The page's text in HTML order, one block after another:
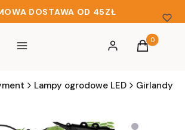
DOSTAWA OD 45ZŁ
Menu Zaloguj sięProdukty
Koszyk
Lampy ogrodowe LED Girlandy